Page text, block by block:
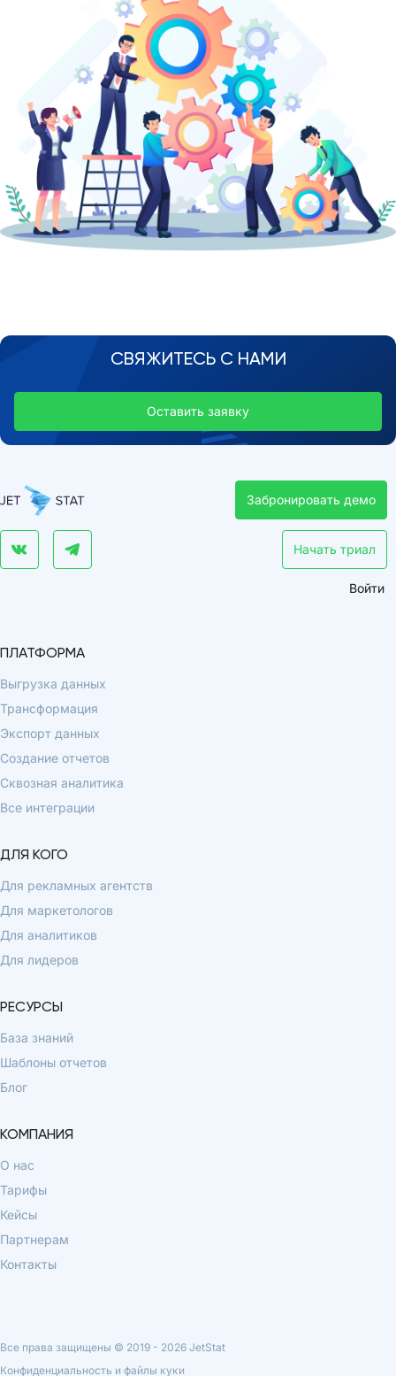
СВЯЖИТЕСЬ С НАМИ
Оставить заявку
Забронировать демо
Начать триал
Войти
ПЛАТФОРМА
Выгрузка данных
Трансформация
Экспорт данных
Создание отчетов
Сквозная аналитика
Все интеграции
ДЛЯ КОГО
Для рекламных агентств
Для маркетологов
Для аналитиков
Для лидеров
РЕСУРСЫ
База знаний
Шаблоны отчетов
Блог
КОМПАНИЯ
О нас
Тарифы
Кейсы
Партнерам
Контакты
Все права защищены © 2019 - 2026 JetStat
Конфиденциальность и файлы куки